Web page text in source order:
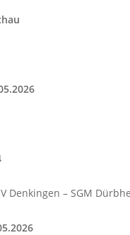
Denkingen – SGM